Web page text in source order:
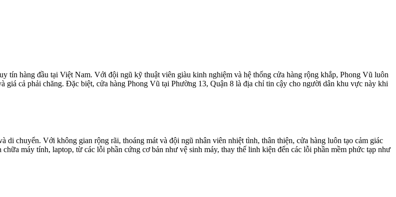
tín hàng đầu tại Việt Nam. Với đội ngũ kỹ thuật viên giàu kinh nghiệm và hệ thống cửa hàng rộng khắp, Phong Vũ luôn
giá cả phải chăng. Đặc biệt, cửa hàng Phong Vũ tại Phường 13, Quận 8 là địa chỉ tin cậy cho người dân khu vực này khi
chuyển. Với không gian rộng rãi, thoáng mát và đội ngũ nhân viên nhiệt tình, thân thiện, cửa hàng luôn tạo cảm giác
máy tính, laptop, từ các lỗi phần cứng cơ bản như vệ sinh máy, thay thế linh kiện đến các lỗi phần mềm phức tạp như